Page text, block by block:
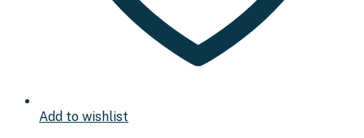
Add to wishlist